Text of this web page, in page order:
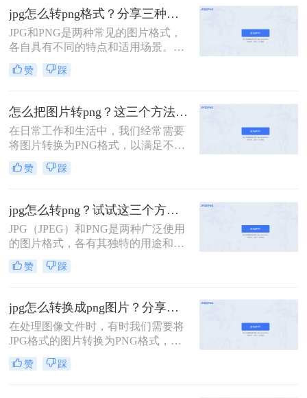
特性受到青睐，尤其在需要高质量图
像或透明背景的场合。那么jpg转png
格式图片怎么弄呢？本文将介绍两种
将JPG转换为PNG格式图片的方法。
jpg怎么转png格式？分享三种实用转换方法！
JPG和PNG是两种常见的图片格式，
各自具有不同的特点和适用场景。
JPG格式通常用于存储照片和图像，
具有压缩率高、占用空间小的优点，
式则以其无损压缩、支持透明背景和
丰富的颜色层次而受到青睐。在某些
情况下，我们可能需要将JPG图片转
换为PNG格式，以满足特定的需求。
那么jpg怎么转png格式呢？本文将介
绍三种将JPG转换为PNG格式的方
赞 踩
怎么把图片转png？这三个方法帮你快速搞定！
在日常工作和生活中，我们经常需要
将图片转换为PNG格式，以满足不同
的需求。PNG格式以其无损压缩、支
持透明度和保留图像细节等特点，成
图片转png呢？本文将介绍三种常用
的图片转PNG格式的方法。
赞 踩
jpg怎么转png？试试这三个方法吧!！
JPG（JPEG）和PNG是两种广泛使用
的图片格式，各有其独特的用途和优
点。JPG以其高效的文件压缩和相对
较好的图像质量而受到欢迎，而PNG
青睐。有时，你可能需要将JPG图片
转换为PNG格式，以保留透明度或追
求无损压缩。那么jpg怎么转png呢？
下面，我们将介绍几种将JPG转换为
PNG格式的方法。
赞 踩
jpg怎么转换成png图片？分享三种实用方法！
在处理图像文件时，有时我们需要将
JPG格式的图片转换为PNG格式，以
满足不同的需求。JPG格式以其有损
压缩和较高的压缩率著称，非常适合
赞 踩